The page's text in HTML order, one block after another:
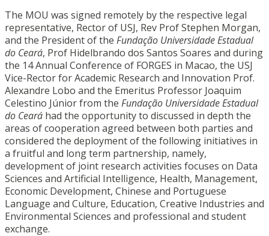
The MOU was signed remotely by the respective legal
representative, Rector of USJ, Rev Prof Stephen Morgan,
and the President of the Fundação Universidade Estadual
do Ceará, Prof Hidelbrando dos Santos Soares and during
the 14 Annual Conference of FORGES in Macao, the USJ
Vice-Rector for Academic Research and Innovation Prof.
Alexandre Lobo and the Emeritus Professor Joaquim
Celestino Júnior from the Fundação Universidade Estadual
do Ceará had the opportunity to discussed in depth the
areas of cooperation agreed between both parties and
considered the deployment of the following initiatives in
a fruitful and long term partnership, namely,
development of joint research activities focuses on Data
Sciences and Artificial Intelligence, Health, Management,
Economic Development, Chinese and Portuguese
Language and Culture, Education, Creative Industries and
Environmental Sciences and professional and student
exchange.